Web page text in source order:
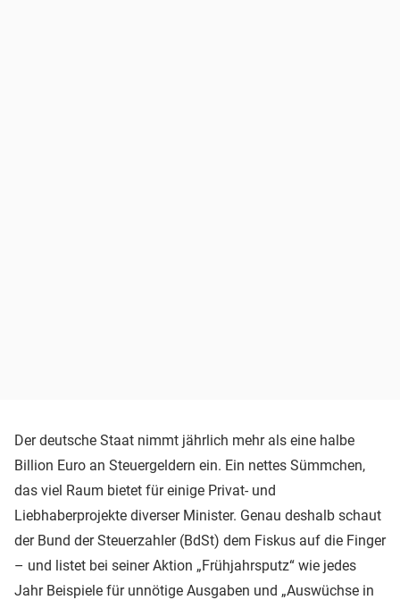
Der deutsche Staat nimmt jährlich mehr als eine halbe
Billion Euro an Steuergeldern ein. Ein nettes Sümmchen,
das viel Raum bietet für einige Privat- und
Liebhaberprojekte diverser Minister. Genau deshalb schaut
der Bund der Steuerzahler (BdSt) dem Fiskus auf die Finger
– und listet bei seiner Aktion „Frühjahrsputz“ wie jedes
Jahr Beispiele für unnötige Ausgaben und „Auswüchse in